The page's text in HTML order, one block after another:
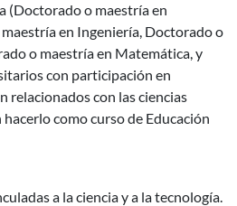
(Doctorado o maestría en
en Ingeniería, Doctorado o
o maestría en Matemática, y
con participación en
relacionados con las ciencias
como curso de Educación
a la ciencia y a la tecnología.